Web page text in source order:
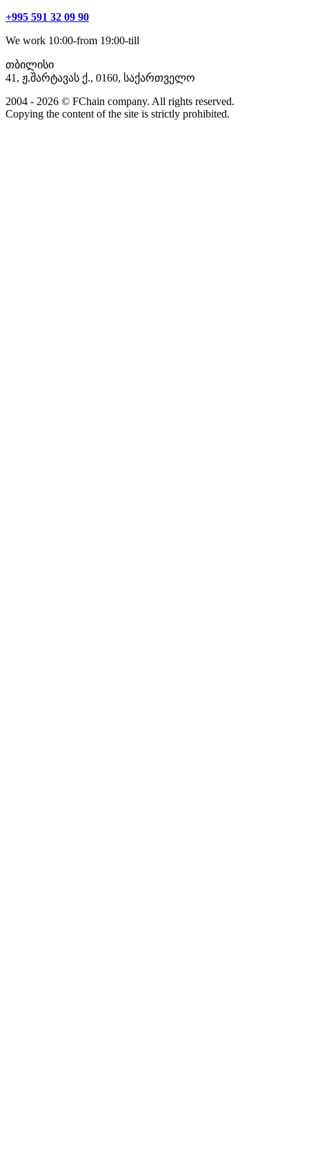
+995 591 32 09 90
We work 10:00-from 19:00-till
თბილისი
41, ჟ.შარტავას ქ., 0160, საქართველო
2004 - 2026 © FChain company. All rights reserved.
Copying the content of the site is strictly prohibited.